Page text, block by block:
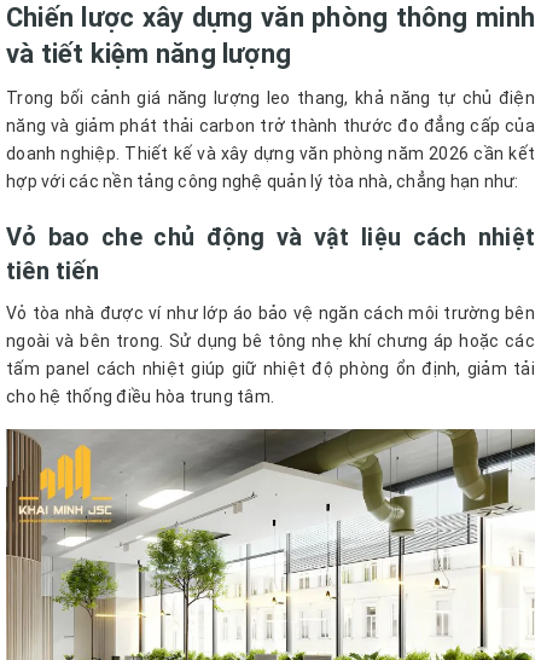
Chiến lược xây dựng văn phòng thông minh
và tiết kiệm năng lượng
Trong bối cảnh giá năng lượng leo thang, khả năng tự chủ điện
năng và giảm phát thải carbon trở thành thước đo đẳng cấp của
doanh nghiệp. Thiết kế và xây dựng văn phòng năm 2026 cần kết
hợp với các nền tảng công nghệ quản lý tòa nhà, chẳng hạn như:
Vỏ bao che chủ động và vật liệu cách nhiệt
tiên tiến
Vỏ tòa nhà được ví như lớp áo bảo vệ ngăn cách môi trường bên
ngoài và bên trong. Sử dụng bê tông nhẹ khí chưng áp hoặc các
tấm panel cách nhiệt giúp giữ nhiệt độ phòng ổn định, giảm tải
cho hệ thống điều hòa trung tâm.